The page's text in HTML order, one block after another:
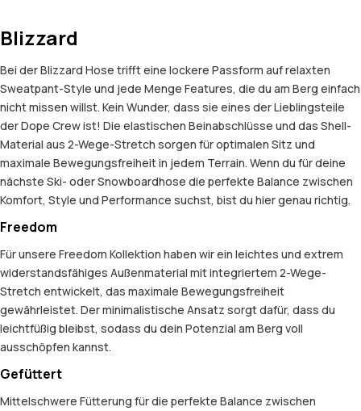
Blizzard
Bei der Blizzard Hose trifft eine lockere Passform auf relaxten
Sweatpant-Style und jede Menge Features, die du am Berg einfach
nicht missen willst. Kein Wunder, dass sie eines der Lieblingsteile
der Dope Crew ist! Die elastischen Beinabschlüsse und das Shell-
Material aus 2-Wege-Stretch sorgen für optimalen Sitz und
maximale Bewegungsfreiheit in jedem Terrain. Wenn du für deine
nächste Ski- oder Snowboardhose die perfekte Balance zwischen
Komfort, Style und Performance suchst, bist du hier genau richtig.
Freedom
Für unsere Freedom Kollektion haben wir ein leichtes und extrem
widerstandsfähiges Außenmaterial mit integriertem 2-Wege-
Stretch entwickelt, das maximale Bewegungsfreiheit
gewährleistet. Der minimalistische Ansatz sorgt dafür, dass du
leichtfüßig bleibst, sodass du dein Potenzial am Berg voll
ausschöpfen kannst.
Gefüttert
Mittelschwere Fütterung für die perfekte Balance zwischen